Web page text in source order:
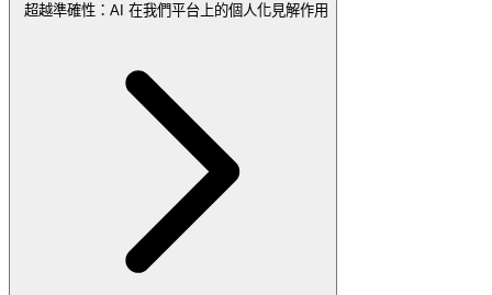
超越準確性：AI 在我們平台上的個人化見解作用